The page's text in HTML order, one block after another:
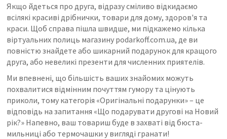
Якщо йдеться про друга, відразу сміливо відкидаємо
всілякі красиві дрібнички, товари для дому, здоров'я та
краси. Щоб справа пішла швидше, ми підкажемо кілька
віртуальних полиць магазину podarkoff.com.ua, де ви
повністю знайдете або шикарний подарунок для кращого
друга, або невеликі презенти для численних приятелів.
Ми впевнені, що більшість ваших знайомих можуть
похвалитися відмінним почуттям гумору та цінують
приколи, тому категорія «Оригінальні подарунки» – це
відповідь на запитання «Що подарувати другові на Новий
рік?» Напевно, ваш товариш буде в захваті від бюста-
мильниці або термочашки у вигляді гранати!